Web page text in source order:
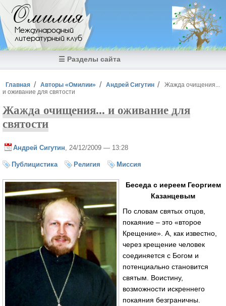
Перейти к основному содержанию
Омилия
Международный
литературный клуб
☰ Разделы сайта
Вы здесь
Главная Авторы «Омилии» Андрей Сигутин
Жажда очищения...
и оживание для святости
Жажда очищения... и оживание для
святости
Андрей Сигутин , 24/12/2009 — 13:28
Публицистика Религия Миссия
Беседа с иереем Георгием
Казанцевым
По словам святых отцов,
покаяние – это «второе
Крещение». А, как известно,
через крещение человек
соединяется с Богом и
потенциально становится
святым. Воистину,
возможности искреннего
покаяния безграничны.